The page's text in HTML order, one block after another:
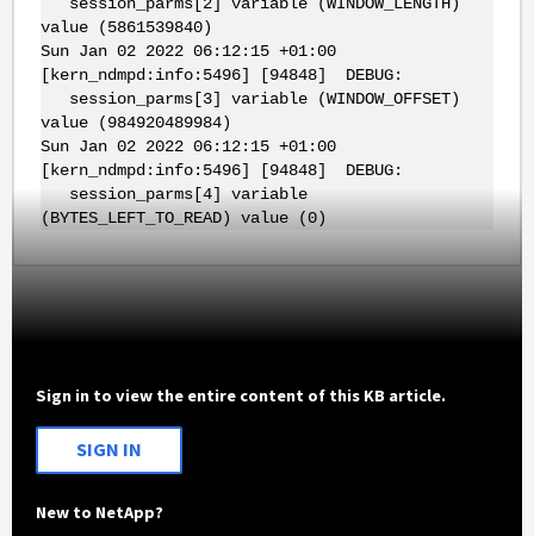
value (5861539840)
Sun Jan 02 2022 06:12:15 +01:00
[kern_ndmpd:info:5496] [94848] DEBUG:
session_parms[3] variable (WINDOW_OFFSET)
value (984920489984)
Sun Jan 02 2022 06:12:15 +01:00
[kern_ndmpd:info:5496] [94848] DEBUG:
session_parms[4] variable
(BYTES_LEFT_TO_READ) value (0)
Sign in to view the entire content of this KB article.
SIGN IN
New to NetApp?